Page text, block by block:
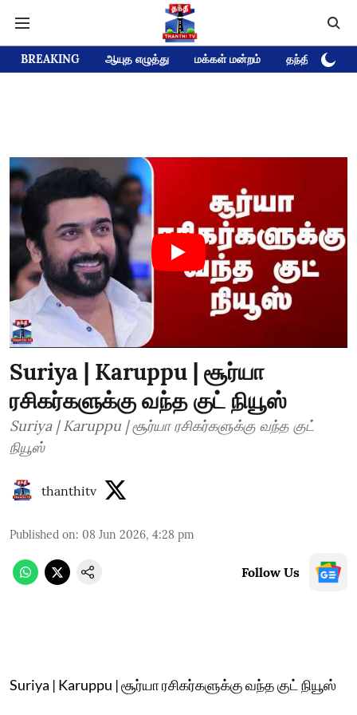
BREAKING ஆயுத எழுத்து மக்கள் மன்றம் தந்தி டிவி
Suriya | Karuppu | சூர்யா
ரசிகர்களுக்கு வந்த குட் நியூஸ்
Suriya | Karuppu | சூர்யா ரசிகர்களுக்கு வந்த குட்
நியூஸ்
thanthitv
Published on: 08 Jun 2026, 4:28 pm
Follow Us
Suriya | Karuppu | சூர்யா ரசிகர்களுக்கு வந்த குட் நியூஸ்